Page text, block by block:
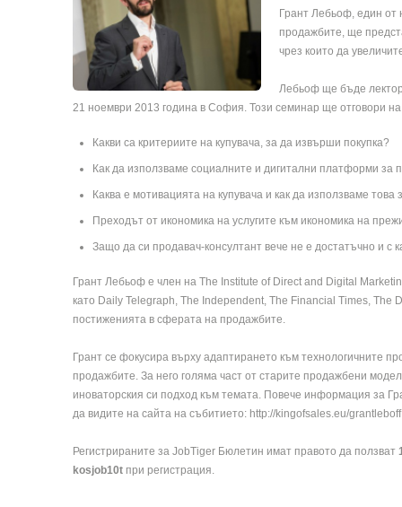
Грант Лебьоф, един от
продажбите, ще
чрез които да
Лебьоф ще бъде
21 ноември 2013 година в София. Този семинар ще отговори
Какви са критериите на купувача, за да извърши покупка?
Как да използваме социалните и дигитални платформи за
Каква е мотивацията на купувача и как да използваме това
Преходът от икономика на услугите към икономика на
Защо да си продавач-консултант вече не е достатъчно и с
Грант Лебьоф е член на The Institute of Direct and Digital
като Daily Telegraph, The Independent, The Financial Times, The
постиженията в сферата на продажбите.
Грант се фокусира върху адаптирането към технологичните
продажбите. За него голяма част от старите продажбени
иноваторския си подход към темата. Повече информация за
да видите на сайта на събитието: http://kingofsales.eu/grantleboff
Регистрираните за JobTiger Бюлетин имат правото да ползват
kosjob10t при регистрация.